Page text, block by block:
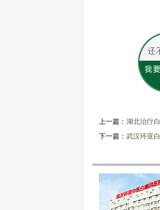
上一篇： 湖北治疗
下一篇： 武汉环亚